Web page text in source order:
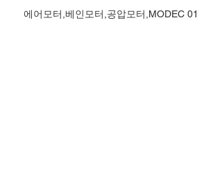
에어모터,베인모터,공압모터,MODEC 01